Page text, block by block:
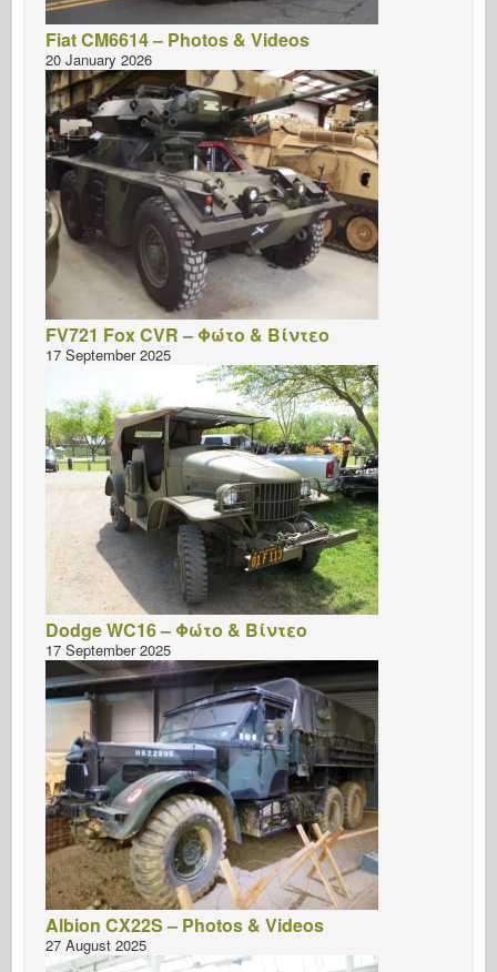
Fiat CM6614 – Photos & Videos
20 January 2026
FV721 Fox CVR – Φώτο & Βίντεο
17 September 2025
Dodge WC16 – Φώτο & Βίντεο
17 September 2025
Albion CX22S – Photos & Videos
27 August 2025